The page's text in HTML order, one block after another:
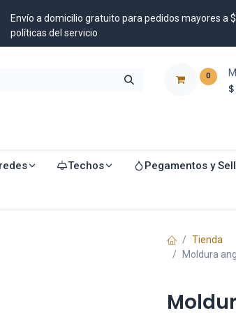
Envío a domicilio gratuito para pedidos mayores a
políticas del servicio
0
$
Techos Pegamentos y
Tienda
Moldura